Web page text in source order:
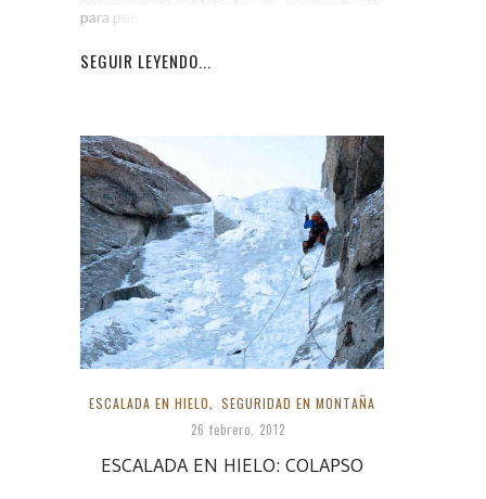
para pedir ayuda
SEGUIR LEYENDO...
ESCALADA EN HIELO, SEGURIDAD EN MONTAÑA
26 febrero, 2012
ESCALADA EN HIELO: COLAPSO